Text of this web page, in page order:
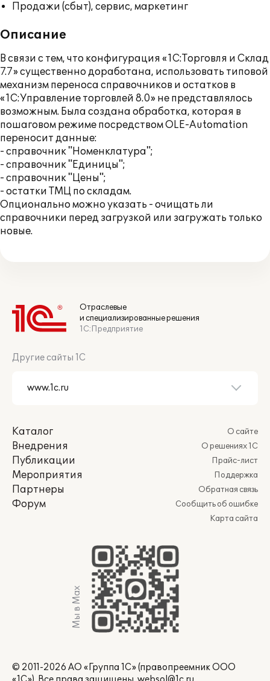
Продажи (сбыт), сервис, маркетинг
Описание
В связи с тем, что конфигурация «1С:Торговля и Склад
7.7» существенно доработана, использовать типовой
механизм переноса справочников и остатков в
«1С:Управление торговлей 8.0» не представлялось
возможным. Была создана обработка, которая в
пошаговом режиме посредством OLE-Automation
переносит данные:
- справочник "Номенклатура";
- справочник "Единицы";
- справочник "Цены";
- остатки ТМЦ по складам.
Опционально можно указать - очищать ли
справочники перед загрузкой или загружать только
новые.
Отраслевые
и специализированные решения
1С:Предприятие
Другие сайты 1С
Каталог
Внедрения
Публикации
Мероприятия
Партнеры
Форум
О сайте
О решениях 1С
Прайс-лист
Поддержка
Обратная связь
Сообщить об ошибке
Карта сайта
Мы в Max
© 2011-2026 АО «Группа 1С» (правопреемник ООО